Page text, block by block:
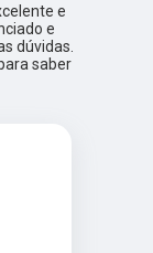
e
e
dúvidas.
saber